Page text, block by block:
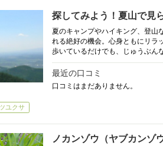
探してみよう！夏山で見
夏のキャンプやハイキング、登山
れる絶好の機会。心身ともにリラ
歩いているだけでも、じゅうぶん
最近の口コミ
口コミはまだありません。
ツユクサ
ノカンゾウ（ヤブカンゾ